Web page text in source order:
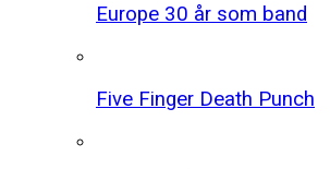
Europe 30 år som band
Five Finger Death Punch